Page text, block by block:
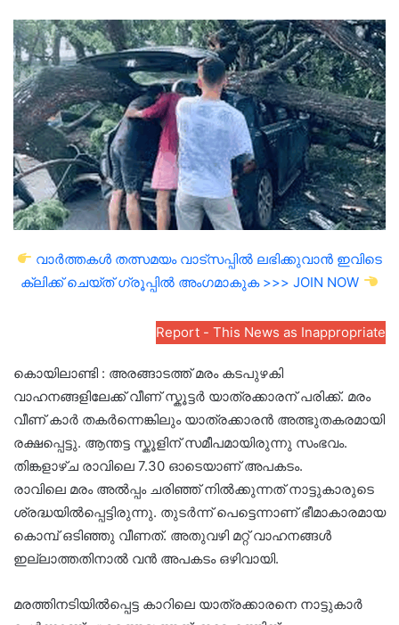
email
വാർത്തകൾ തത്സമയം വാട്സപ്പിൽ ലഭിക്കുവാൻ ഇവിടെ
ക്ലിക്ക് ചെയ്ത് ഗ്രൂപ്പിൽ അംഗമാകുക >>> JOIN NOW
Report - This News as Inappropriate
കൊയിലാണ്ടി : അരങ്ങാടത്ത് മരം കടപുഴകി
വാഹനങ്ങളിലേക്ക് വീണ് സ്കൂട്ടർ യാത്രക്കാരന് പരിക്ക്. മരം
വീണ് കാർ തകർന്നെങ്കിലും യാത്രക്കാരൻ അത്ഭുതകരമായി
രക്ഷപ്പെട്ടു. ആന്തട്ട സ്കൂളിന് സമീപമായിരുന്നു സംഭവം.
തിങ്കളാഴ്ച രാവിലെ 7.30 ഓടെയാണ് അപകടം.
രാവിലെ മരം അൽപ്പം ചരിഞ്ഞ് നിൽക്കുന്നത് നാട്ടുകാരുടെ
ശ്രദ്ധയിൽപ്പെട്ടിരുന്നു. തുടർന്ന് പെട്ടെന്നാണ് ഭീമാകാരമായ
കൊമ്പ് ഒടിഞ്ഞു വീണത്. അതുവഴി മറ്റ് വാഹനങ്ങൾ
ഇല്ലാത്തതിനാൽ വൻ അപകടം ഒഴിവായി.
മരത്തിനടിയിൽപ്പെട്ട കാറിലെ യാത്രക്കാരനെ നാട്ടുകാർ